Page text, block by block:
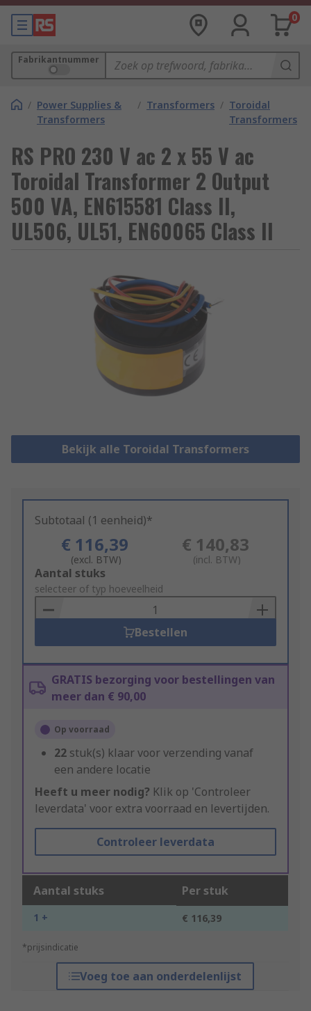
0
Fabrikantnummer
/ Power Supplies &
Transformers
/ Transformers / Toroidal
Transformers
RS PRO 230 V ac 2 x 55 V ac
Toroidal Transformer 2 Output
500 VA, EN615581 Class II,
UL506, UL51, EN60065 Class II
Bekijk alle Toroidal Transformers
Subtotaal (1 eenheid)*
€ 116,39
(excl. BTW)
€ 140,83
(incl. BTW)
Add
to
Basket
Aantal stuks
selecteer of typ hoeveelheid
Bestellen
GRATIS bezorging voor bestellingen van
meer dan € 90,00
Op voorraad
22 stuk(s) klaar voor verzending vanaf
een andere locatie
Heeft u meer nodig? Klik op 'Controleer
leverdata' voor extra voorraad en levertijden.
Controleer leverdata
Aantal stuks Per stuk
1 + € 116,39
*prijsindicatie
Voeg toe aan onderdelenlijst